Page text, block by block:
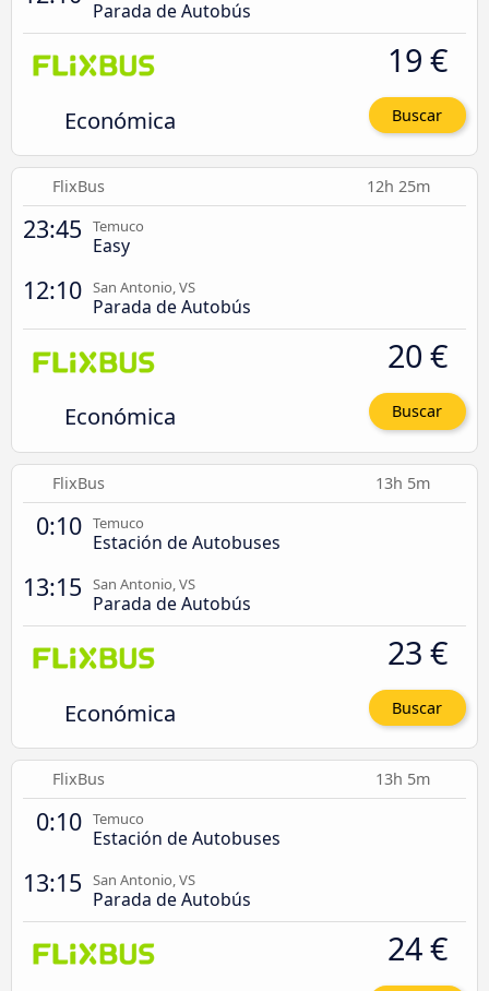
Parada de Autobús
Económica
19 €
Buscar
FlixBus 12h 25m
23:45 Temuco
Easy
12:10 San Antonio, VS
Parada de Autobús
Económica
20 €
Buscar
FlixBus 13h 5m
0:10 Temuco
Estación de Autobuses
13:15 San Antonio, VS
Parada de Autobús
Económica
23 €
Buscar
FlixBus 13h 5m
0:10 Temuco
Estación de Autobuses
13:15 San Antonio, VS
Parada de Autobús
24 €